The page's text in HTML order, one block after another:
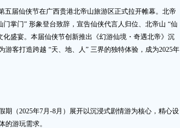
届仙侠节在广西贵港北帝山旅游区正式拉开帷幕。北帝
掌门” 形象登台致辞，宣告仙侠代言人归位、北帝山 “仙
化盛宴。本届仙侠节创新推出《幻游仙境・奇遇北帝》沉
游客打造跨越 “天、地、人” 三界的独特体验，成为2025年
（2025年7月-8月）展开以沉浸式剧情游为核心，精心设
的游玩需求。